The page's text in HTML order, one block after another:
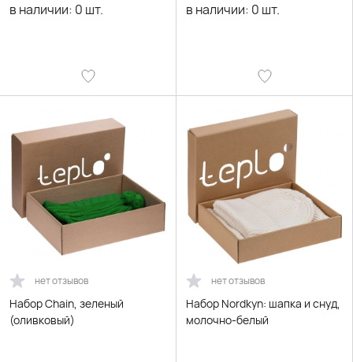
в наличии: 0 шт.
в наличии: 0 шт.
нет отзывов
Набор Chain, зеленый
(оливковый)
нет отзывов
Набор Nordkyn: шапка и снуд,
молочно-белый